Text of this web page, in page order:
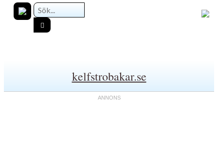
kelfstrobakar.se